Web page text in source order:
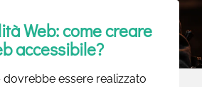
Web: come creare
accessibile?
dovrebbe essere realizzato